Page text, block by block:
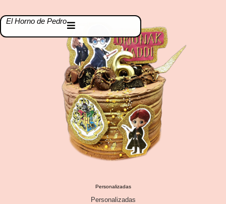
El Horno de Pedro
Personalizadas
Personalizadas